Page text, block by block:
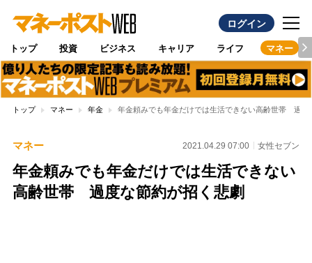
ログイン
トップ 投資 ビジネス キャリア ライフ マネー
トップ マネー 年金 年金頼みでも年金だけでは生活できない高齢世帯 過度
マネー 2021.04.29 07:00 女性セブン
年金頼みでも年金だけでは生活できない
高齢世帯 過度な節約が招く悲劇